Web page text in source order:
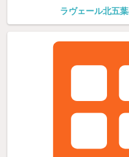
ラヴェール北五